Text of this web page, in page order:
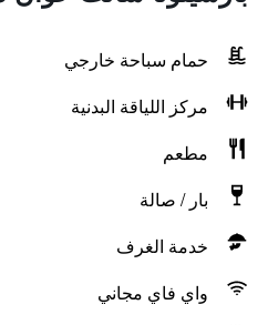
حمام سباحة خارجي
مركز اللياقة البدنية
مطعم
بار / صالة
خدمة الغرف
واي فاي مجاني